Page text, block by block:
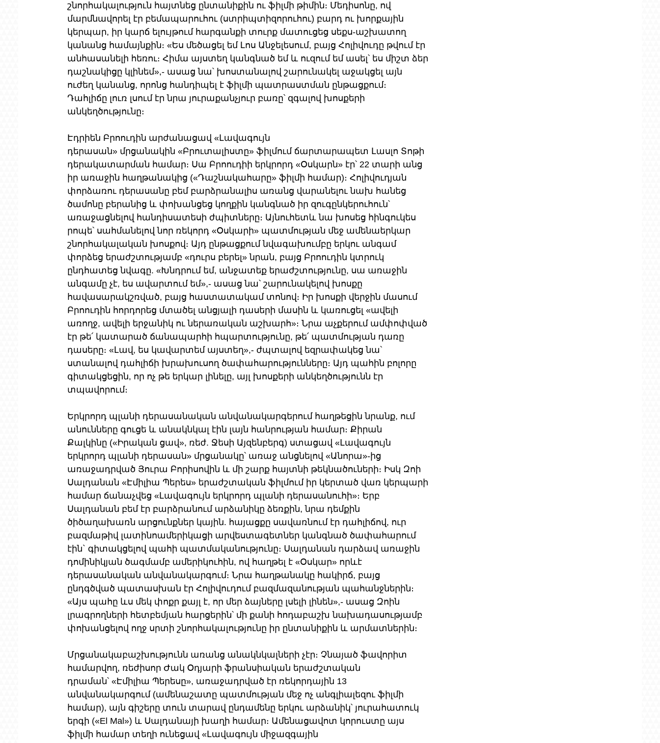
շնորհակալություն հայտնեց ընտանիքին ու ֆիլմի թիմին։ Մեդիսոնը, ով
մարմնավորել էր բեմապարուհու (ստրիպտիզորուհու) բարդ ու խորքային
կերպար, իր կարճ ելույթում հարգանքի տուրք մատուցեց սեքս-աշխատող
կանանց համայնքին։ «Ես մեծացել եմ Լոս Անջելեսում, բայց Հոլիվուդը թվում էր
անհասանելի հեռու։ Հիմա այստեղ կանգնած եմ և ուզում եմ ասել՝ ես միշտ ձեր
դաշնակիցը կլինեմ»,- ասաց նա՝ խոստանալով շարունակել աջակցել այն
ուժեղ կանանց, որոնց հանդիպել է ֆիլմի պատրաստման ընթացքում։
Դահլիճը լուռ լսում էր նրա յուրաքանչյուր բառը՝ զգալով խոսքերի
անկեղծությունը։
Էդրիեն Բրոուդին արժանացավ «Լավագույն
դերասան» մրցանակին «Բրուտալիստը» ֆիլմում ճարտարապետ Լասլո Տոթի
դերակատարման համար։ Սա Բրոուդիի երկրորդ «Օսկարն» էր՝ 22 տարի անց
իր առաջին հաղթանակից («Դաշնակահարը» ֆիլմի համար)։ Հոլիվուդյան
փորձառու դերասանը բեմ բարձրանալիս առանց վարանելու նախ հանեց
ծամոնը բերանից և փոխանցեց կողքին կանգնած իր զուգընկերուհուն՝
առաջացնելով հանդիսատեսի ժպիտները։ Այնուհետև նա խոսեց հինգուկես
րոպե՝ սահմանելով նոր ռեկորդ «Օսկարի» պատմության մեջ ամենաերկար
շնորհակալական խոսքով։ Այդ ընթացքում նվագախումբը երկու անգամ
փորձեց երաժշտությամբ «դուրս բերել» նրան, բայց Բրոուդին կտրուկ
ընդհատեց նվագը. «Խնդրում եմ, անջատեք երաժշտությունը, սա առաջին
անգամը չէ, ես ավարտում եմ»,- ասաց նա՝ շարունակելով խոսքը
հավասարակշռված, բայց հաստատակամ տոնով։ Իր խոսքի վերջին մասում
Բրոուդին հորդորեց մտածել անցյալի դասերի մասին և կառուցել «ավելի
առողջ, ավելի երջանիկ ու ներառական աշխարհ»։ Նրա աչքերում ամփոփված
էր թե՛ կատարած ճանապարհի հպարտությունը, թե՛ պատմության դառը
դասերը։ «Լավ, ես կավարտեմ այստեղ»,- ժպտալով եզրափակեց նա՝
ստանալով դահլիճի խրախուսող ծափահարությունները։ Այդ պահին բոլորը
գիտակցեցին, որ ոչ թե երկար լինելը, այլ խոսքերի անկեղծությունն էր
տպավորում։
Երկրորդ պլանի դերասանական անվանակարգերում հաղթեցին նրանք, ում
անունները գուցե և անակնկալ էին լայն հանրության համար։ Քիրան
Քալկինը («Իրական ցավ», ռեժ. Ջեսի Այզենբերգ) ստացավ «Լավագույն
երկրորդ պլանի դերասան» մրցանակը՝ առաջ անցնելով «Անորա»-ից
առաջադրված Յուրա Բորիսովին և մի շարք հայտնի թեկնածուների։ Իսկ Զոի
Սալդանան «Էմիլիա Պերես» երաժշտական ֆիլմում իր կերտած վառ կերպարի
համար ճանաչվեց «Լավագույն երկրորդ պլանի դերասանուհի»։ Երբ
Սալդանան բեմ էր բարձրանում արձանիկը ձեռքին, նրա դեմքին
ծիծաղախառն արցունքներ կային. հայացքը սավառնում էր դահլիճով, ուր
բազմաթիվ լատինոամերիկացի արվեստագետներ կանգնած ծափահարում
էին` գիտակցելով պահի պատմականությունը։ Սալդանան դարձավ առաջին
դոմինիկյան ծագմամբ ամերիկուհին, ով հաղթել է «Օսկար» որևէ
դերասանական անվանակարգում։ Նրա հաղթանակը հակիրճ, բայց
ընդգծված պատասխան էր Հոլիվուդում բազմազանության պահանջներին։
«Այս պահը ևս մեկ փոքր քայլ է, որ մեր ձայները լսելի լինեն»,- ասաց Զոին
լրագրողների հետբեմյան հարցերին՝ մի քանի հոդաբաշխ նախադասությամբ
փոխանցելով ողջ սրտի շնորհակալությունը իր ընտանիքին և արմատներին։
Մրցանակաբաշխությունն առանց անակնկալների չէր։ Չնայած ֆավորիտ
համարվող, ռեժիսոր Ժակ Օդյարի ֆրանսիական երաժշտական
դրաման՝ «Էմիլիա Պերեսը», առաջադրված էր ռեկորդային 13
անվանակարգում (ամենաշատը պատմության մեջ ոչ անգլիալեզու ֆիլմի
համար), այն գիշերը տուն տարավ ընդամենը երկու արձանիկ՝ յուրահատուկ
երգի («El Mal») և Սալդանայի խաղի համար։ Ամենացավոտ կորուստը այս
ֆիլմի համար տեղի ունեցավ «Լավագույն միջազգային